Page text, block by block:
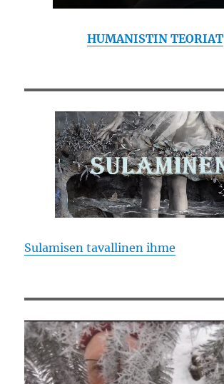
HUMANISTIN TEORIAT
Sulamisen tavallinen ihme